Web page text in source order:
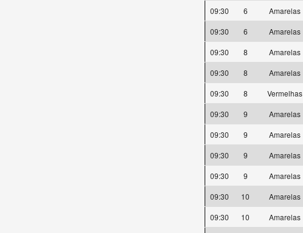
09:30
6 Amarelas
09:30
6 Amarelas
09:30
8 Amarelas
09:30
8 Amarelas
09:30
8 Vermelhas
09:30
9 Amarelas
09:30
9 Amarelas
09:30
9 Amarelas
09:30
9 Amarelas
09:30
10 Amarelas
09:30
10 Amarelas